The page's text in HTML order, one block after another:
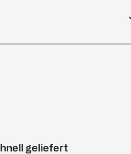
geliefert